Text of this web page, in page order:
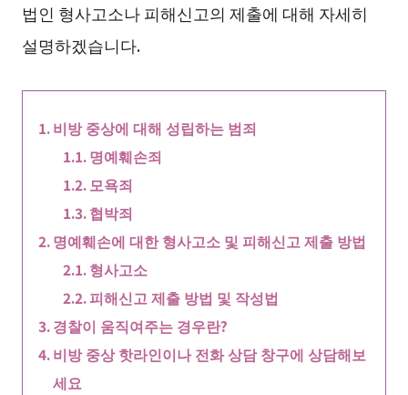
법인 형사고소나 피해신고의 제출에 대해 자세히
설명하겠습니다.
비방 중상에 대해 성립하는 범죄
명예훼손죄
모욕죄
협박죄
명예훼손에 대한 형사고소 및 피해신고 제출 방법
형사고소
피해신고 제출 방법 및 작성법
경찰이 움직여주는 경우란?
비방 중상 핫라인이나 전화 상담 창구에 상담해보
세요